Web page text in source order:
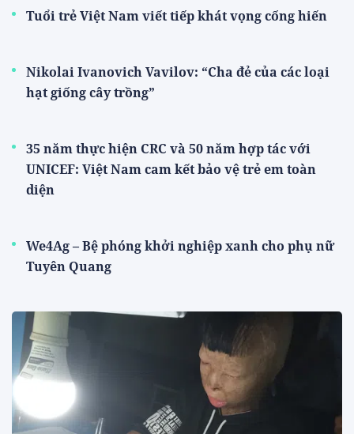
Tuổi trẻ Việt Nam viết tiếp khát vọng cống hiến
Nikolai Ivanovich Vavilov: “Cha đẻ của các loại
hạt giống cây trồng”
35 năm thực hiện CRC và 50 năm hợp tác với
UNICEF: Việt Nam cam kết bảo vệ trẻ em toàn
diện
We4Ag – Bệ phóng khởi nghiệp xanh cho phụ nữ
Tuyên Quang